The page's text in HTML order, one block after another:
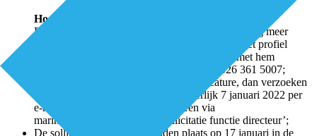
Hoe nu verder?
De huidige directeur, Ward Mariman, geeft je graag meer
informatie over de vacature. Voor vragen over het profiel
en/of de procedure kun je telefonisch contact met hem
opnemen via mariman@eenplus.nl of via 026 361 5007;
Indien je belangstelling hebt voor de vacature, dan verzoeken
wij je jouw motivatiebrief en CV uiterlijk 7 januari 2022 per
e-mail aan de heer Mariman te sturen via
mariman@eenplus.nl o.v.v. ‘sollicitatie functie directeur’;
De sollicitatiegesprekken vinden plaats op 17 januari in de